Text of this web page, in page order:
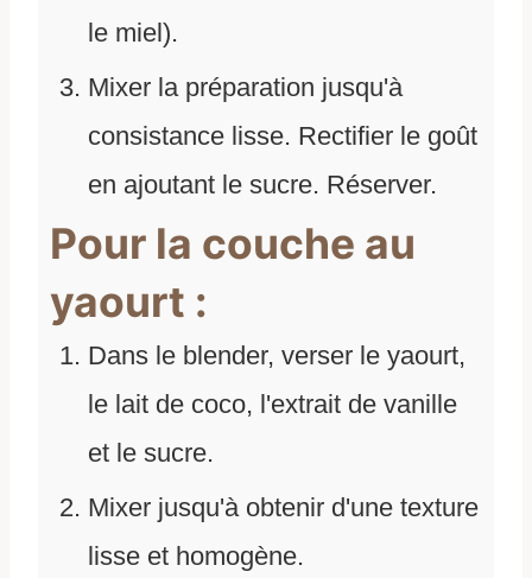
le miel).
Mixer la préparation jusqu'à
consistance lisse. Rectifier le goût
en ajoutant le sucre. Réserver.
Pour la couche au
yaourt :
Dans le blender, verser le yaourt,
le lait de coco, l'extrait de vanille
et le sucre.
Mixer jusqu'à obtenir d'une texture
lisse et homogène.